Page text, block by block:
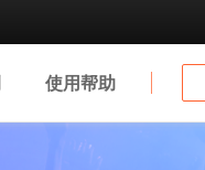
使用帮助